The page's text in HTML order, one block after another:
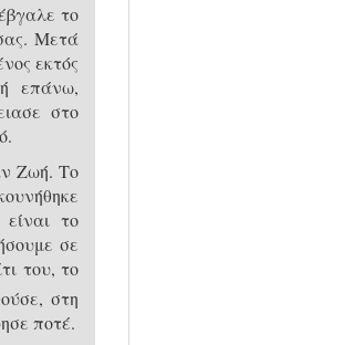
το
Μετά
εκτός
επάνω,
στο
Ζωή. Το
το
σε
του, το
στη
ποτέ.